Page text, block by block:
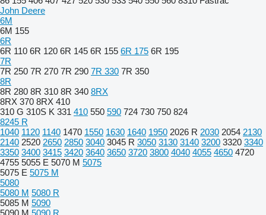
John Deere
6M
6M 155
6R
6R 110 6R 120 6R 145 6R 155 6R 175 6R 195
7R
7R 250 7R 270 7R 290 7R 330 7R 350
8R
8R 280 8R 310 8R 340 8RX
8RX 370 8RX 410
310 G 310S K 331 410 550 590 724 730 750 824
8245 R
1040 1120 1140 1470 1550 1630 1640 1950 2026 R 2030 2054 2130
2140 2520 2650 2850 3040 3045 R 3050 3130 3140 3200 3320 3340
3350 3400 3415 3420 3640 3650 3720 3800 4040 4055 4650 4720
4755 5055 E 5070 M 5075
5075 E 5075 M
5080
5080 M 5080 R
5085 M 5090
5090 M 5090 R